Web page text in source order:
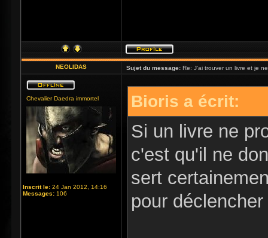
NEOLIDAS Sujet du message: Re: J'ai trouver un livre et je
Chevalier Daedra immortel
Inscrit le: 24 Jan 2012, 14:16
Messages: 106
Bioris a écrit:
Si un livre ne
c'est qu'il ne
sert
pour